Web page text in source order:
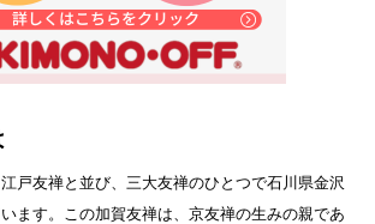
戸友禅と並び、三大友禅のひとつで石川県金沢
ます。この加賀友禅は、京友禅の生みの親であ